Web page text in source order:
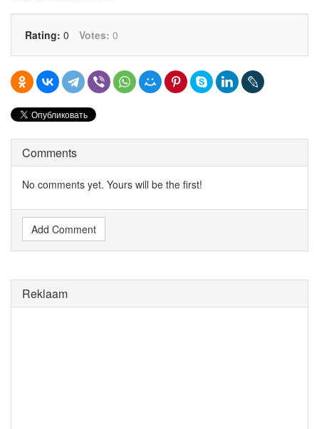
Rating: 0 Votes: 0
Comments
No comments yet. Yours will be the first!
Add Comment
Reklaam